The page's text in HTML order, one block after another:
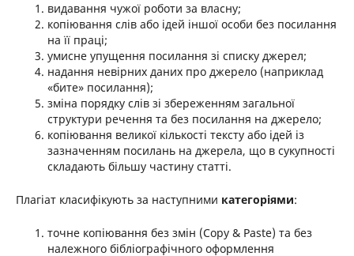
видавання чужої роботи за власну;
копіювання слів або ідей іншої особи без посилання
на її праці;
умисне упущення посилання зі списку джерел;
надання невірних даних про джерело (наприклад
«бите» посилання);
зміна порядку слів зі збереженням загальної
структури речення та без посилання на джерело;
копіювання великої кількості тексту або ідей із
зазначенням посилань на джерела, що в сукупності
складають більшу частину статті.
Плагіат класифікують за наступними категоріями:
точне копіювання без змін (Copy & Paste) та без
належного бібліографічного оформлення